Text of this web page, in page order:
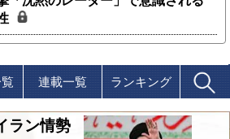
連載一覧 ランキング
ラン情勢